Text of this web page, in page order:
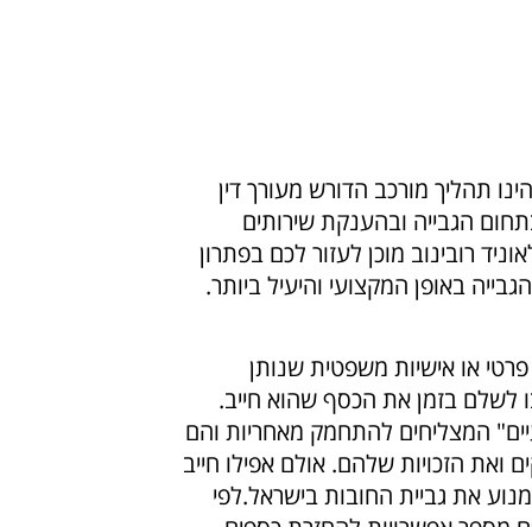
תהליך מורכב הדורש מעורך דין
הגבייה ובהענקת שירותים
רובינוב מוכן לעזור לכם בפתרון
באופן המקצועי והיעיל ביותר.
פרטי או אישיות משפטית שנותן
לשלם בזמן את הכסף שהוא חייב.
המצליחים להתחמק מאחריות והם
ואת הזכויות שלהם. אולם אפילו חייב
אתגביית החובות בישראל.לפי